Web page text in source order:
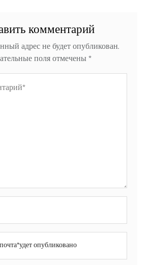
комментарий
адрес не будет опубликован.
поля отмечены*